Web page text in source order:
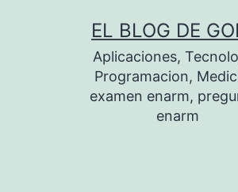
EL BLOG DE
Aplicaciones,
Programacion,
examen enarm,
enarm